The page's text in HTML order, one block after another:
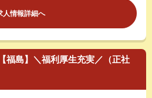
人情報詳細へ
福島】＼福利厚生充実／（正社